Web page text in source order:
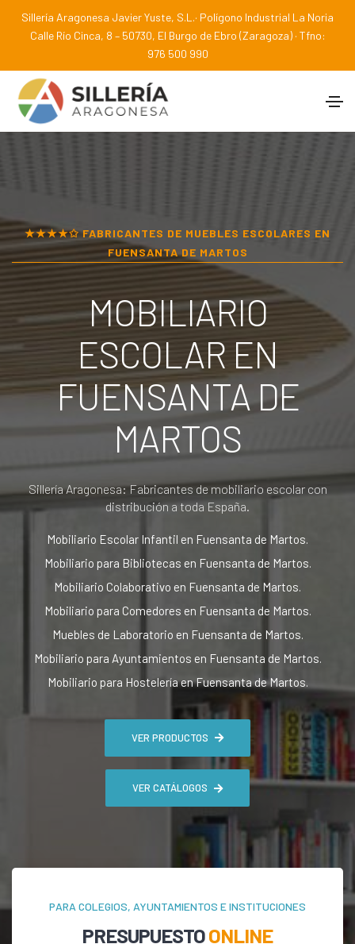
Sillería Aragonesa Javier Yuste, S.L.· Polígono Industrial La Noria
Calle Río Cinca, 8 – 50730, El Burgo de Ebro (Zaragoza) · Tfno:
976 500 990
★★★★✩ FABRICANTES DE MUEBLES ESCOLARES EN
FUENSANTA DE MARTOS
MOBILIARIO
ESCOLAR EN
FUENSANTA DE
MARTOS
Sillería Aragonesa: Fabricantes de mobiliario escolar con
distribución a toda España.
Mobiliario Escolar Infantil en Fuensanta de Martos.
Mobiliario para Bibliotecas en Fuensanta de Martos.
Mobiliario Colaborativo en Fuensanta de Martos.
Mobiliario para Comedores en Fuensanta de Martos.
Muebles de Laboratorio en Fuensanta de Martos.
Mobiliario para Ayuntamientos en Fuensanta de Martos.
Mobiliario para Hostelería en Fuensanta de Martos.
VER PRODUCTOS
VER CATÁLOGOS
PARA COLEGIOS, AYUNTAMIENTOS E INSTITUCIONES
PRESUPUESTOONLINE